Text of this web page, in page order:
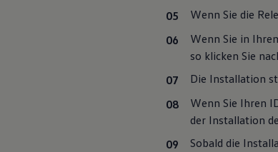
Wenn Sie die
Wenn Sie in
so klicken Sie
Die Installation
Wenn Sie Ihren
der Installation
Sobald die